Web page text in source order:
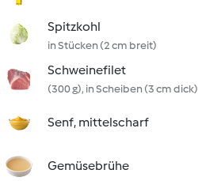
Spitzkohl
in Stücken (2 cm breit)
Schweinefilet
(300 g), in Scheiben (3 cm dick)
Senf, mittelscharf
Gemüsebrühe